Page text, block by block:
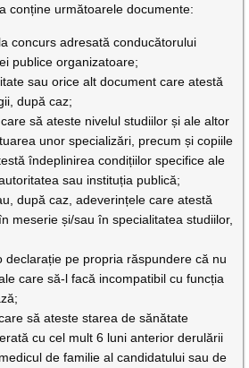
conține următoarele documente:
concurs adresată conducătorului
publice organizatoare;
sau orice alt document care atestă
după caz;
să ateste nivelul studiilor și ale altor
unor specializări, precum și copiile
îndeplinirea condițiilor specifice ale
sau instituția publică;
după caz, adeverințele care atestă
meserie și/sau în specialitatea studiilor,
declarație pe propria răspundere că nu
care să-l facă incompatibil cu funcția
să ateste starea de sănătate
cu cel mult 6 luni anterior derulării
de familie al candidatului sau de